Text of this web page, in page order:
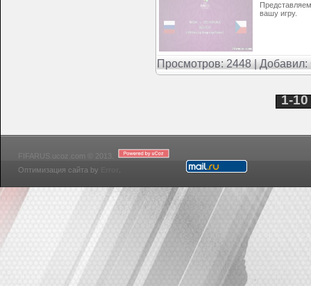
вашу игру.
Просмотров: 2448 | Добавил:
1-10
FIFARUS.ucoz.com © 2013.
Оптимизация сайта by